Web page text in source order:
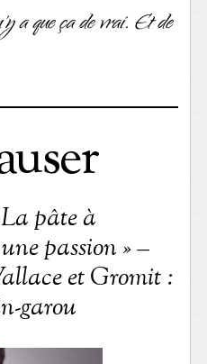
a que ça de vrai. Et de
pâte à
passion » –
et Gromit :
garou